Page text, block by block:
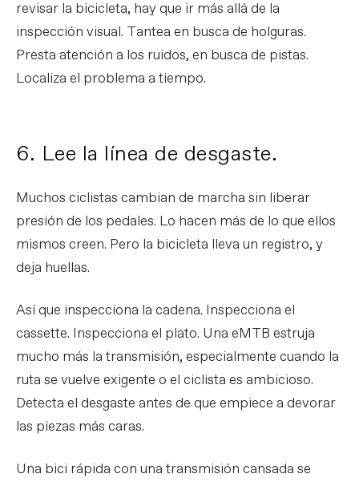
revisar la bicicleta, hay que ir más allá de la
inspección visual. Tantea en busca de holguras.
Presta atención a los ruidos, en busca de pistas.
Localiza el problema a tiempo.
6. Lee la línea de desgaste.
Muchos ciclistas cambian de marcha sin liberar
presión de los pedales. Lo hacen más de lo que ellos
mismos creen. Pero la bicicleta lleva un registro, y
deja huellas.
Así que inspecciona la cadena. Inspecciona el
cassette. Inspecciona el plato. Una eMTB estruja
mucho más la transmisión, especialmente cuando la
ruta se vuelve exigente o el ciclista es ambicioso.
Detecta el desgaste antes de que empiece a devorar
las piezas más caras.
Una bici rápida con una transmisión cansada se